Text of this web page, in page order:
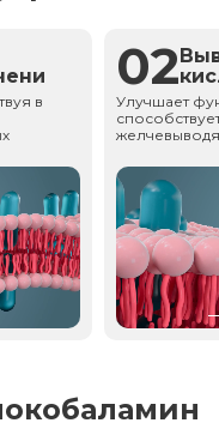
в
02
Улучшает